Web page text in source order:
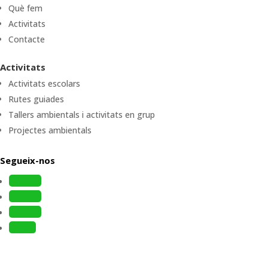
Què fem
Activitats
Contacte
Activitats
Activitats escolars
Rutes guiades
Tallers ambientals i activitats en grup
Projectes ambientals
Segueix-nos
Follow
Follow
Follow
Follow